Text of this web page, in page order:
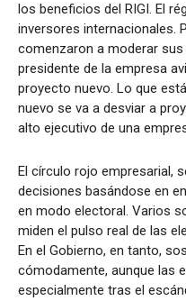
los beneficios del RIGI. El
inversores internacionales.
comenzaron a moderar sus
presidente de la empresa
proyecto nuevo. Lo que
nuevo se va a desviar a
alto ejecutivo de una
El círculo rojo empresarial,
decisiones basándose en
en modo electoral. Varios
miden el pulso real de las
En el Gobierno, en tanto,
cómodamente, aunque las
especialmente tras el